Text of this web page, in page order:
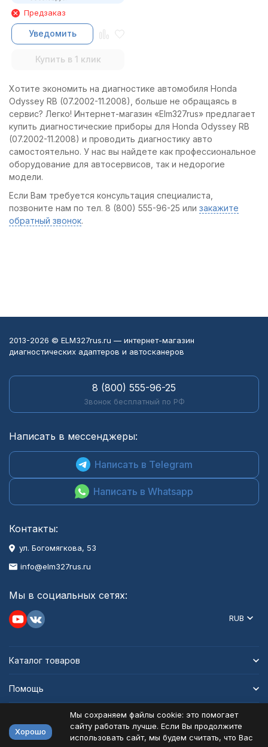
Предзаказ
Уведомить
Купить в 1 клик
Хотите экономить на диагностике автомобиля Honda
Odyssey RB (07.2002-11.2008), больше не обращаясь в
сервис? Легко! Интернет-магазин «Elm327rus» предлагает
купить диагностические приборы для Honda Odyssey RB
(07.2002-11.2008) и проводить диагностику авто
самостоятельно. У нас вы найдете как профессиональное
оборудование для автосервисов, так и недорогие
модели.
Если Вам требуется консультация специалиста,
позвоните нам по тел. 8 (800) 555-96-25 или закажите
обратный звонок.
2013-2026 © ELM327rus.ru — интернет-магазин
диагностических адаптеров и автосканеров
8 (800) 555-96-25
Звонок бесплатный по РФ
Написать в мессенджеры:
Написать в Telegram
Написать в Whatsapp
Контакты:
ул. Богомягкова, 53
info@elm327rus.ru
Мы в социальных сетях:
RUB
Каталог товаров
Помощь
Хорошо
Мы сохраняем файлы cookie: это помогает
сайту работать лучше. Если Вы продолжите
использовать сайт, мы будем считать, что Вас